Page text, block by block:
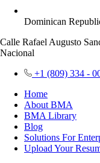
Dominican
Calle Rafael Augusto
Nacional
+1 (809) 334 -
Home
About BMA
BMA Library
Blog
Solutions For
Upload Your